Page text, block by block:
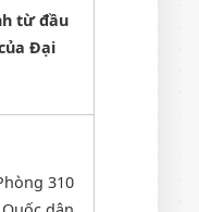
từ đầu
Đại
310